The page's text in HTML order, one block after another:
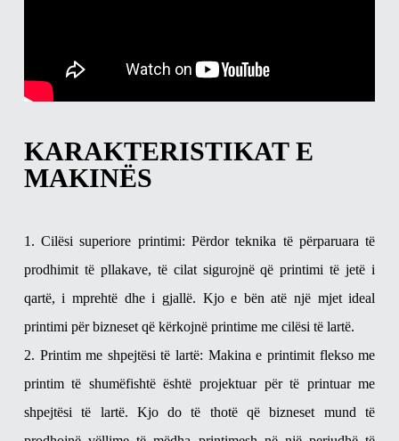
KARAKTERISTIKAT E
MAKINËS
1. Cilësi superiore printimi: Përdor teknika të përparuara të
prodhimit të pllakave, të cilat sigurojnë që printimi të jetë i
qartë, i mprehtë dhe i gjallë. Kjo e bën atë një mjet ideal
printimi për bizneset që kërkojnë printime me cilësi të lartë.
2. Printim me shpejtësi të lartë: Makina e printimit flekso me
printim të shumëfishtë është projektuar për të printuar me
shpejtësi të lartë. Kjo do të thotë që bizneset mund të